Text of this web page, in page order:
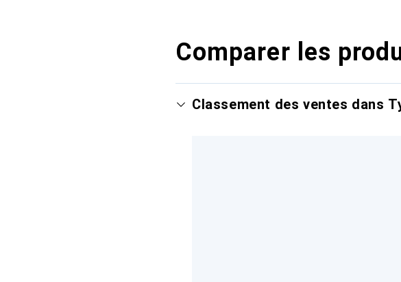
Comparer les
Classement des ventes dans